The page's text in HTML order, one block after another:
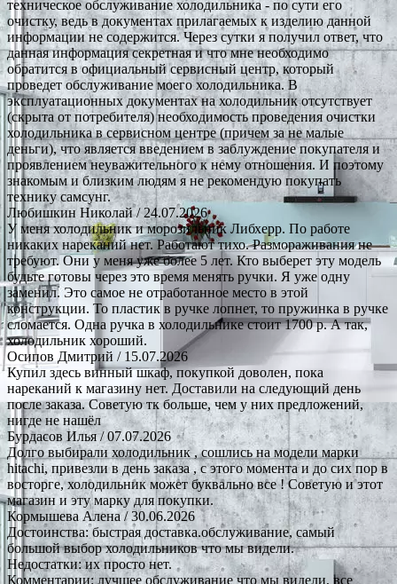
техническое обслуживание холодильника - по сути его
очистку, ведь в документах прилагаемых к изделию данной
информации не содержится. Через сутки я получил ответ, что
данная информация секретная и что мне необходимо
обратится в официальный сервисный центр, который
проведет обслуживание моего холодильника. В
эксплуатационных документах на холодильник отсутствует
(скрыта от потребителя) необходимость проведения очистки
холодильника в сервисном центре (причем за не малые
деньги), что является введением в заблуждение покупателя и
проявлением неуважительного к нему отношения. И поэтому
знакомым и близким людям я не рекомендую покупать
технику самсунг.
Любишкин Николай/ 24.07.2026
У меня холодильник и морозильник Либхерр. По работе
никаких нареканий нет. Работают тихо. Размораживания не
требуют. Они у меня уже более 5 лет. Кто выберет эту модель
будьте готовы через это время менять ручки. Я уже одну
заменил. Это самое не отработанное место в этой
конструкции. То пластик в ручке лопнет, то пружинка в ручке
сломается. Одна ручка в холодильнике стоит 1700 р. А так,
холодильник хороший.
Осипов Дмитрий / 15.07.2026
Купил здесь винный шкаф, покупкой доволен, пока
нареканий к магазину нет. Доставили на следующий день
после заказа. Советую тк больше, чем у них предложений,
нигде не нашёл
Бурдасов Илья/ 07.07.2026
Долго выбирали холодильник , сошлись на модели марки
hitachi, привезли в день заказа , с этого момента и до сих пор в
восторге, холодильник может буквально все ! Советую и этот
магазин и эту марку для покупки.
Кормышева Алена/ 30.06.2026
Достоинства: быстрая доставка.обслуживание, самый
большой выбор холодильников что мы видели.
Недостатки: их просто нет.
Комментарии: лучшее обслуживание что мы видели, все